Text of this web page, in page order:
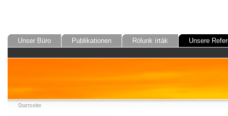
Unser Büro Publikationen Rólunk írták Unsere
Startseite